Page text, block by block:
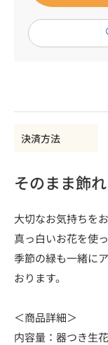
決済方法
そのまま飾
大切なお気持ちを
真っ白いお花を使
季節の緑も一緒に
おります。
＜商品詳細＞
内容量：器つき生